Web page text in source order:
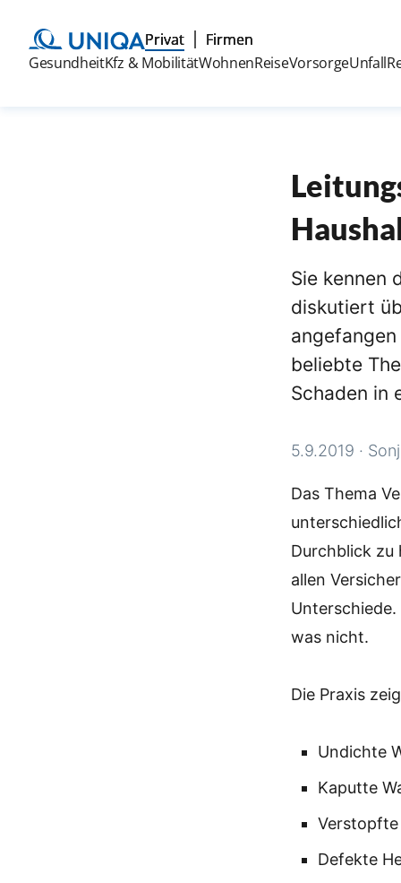
Privat
Firmen
GesundheitKfz & MobilitätWohnenReiseVorsorgeUnfall
Sie kennen
diskutiert
beliebte
Schaden in
5.9.2019 ·
Das Thema
Durchblick zu
allen
was nicht.
Die Praxis
Undichte
Kaputte
Defekte